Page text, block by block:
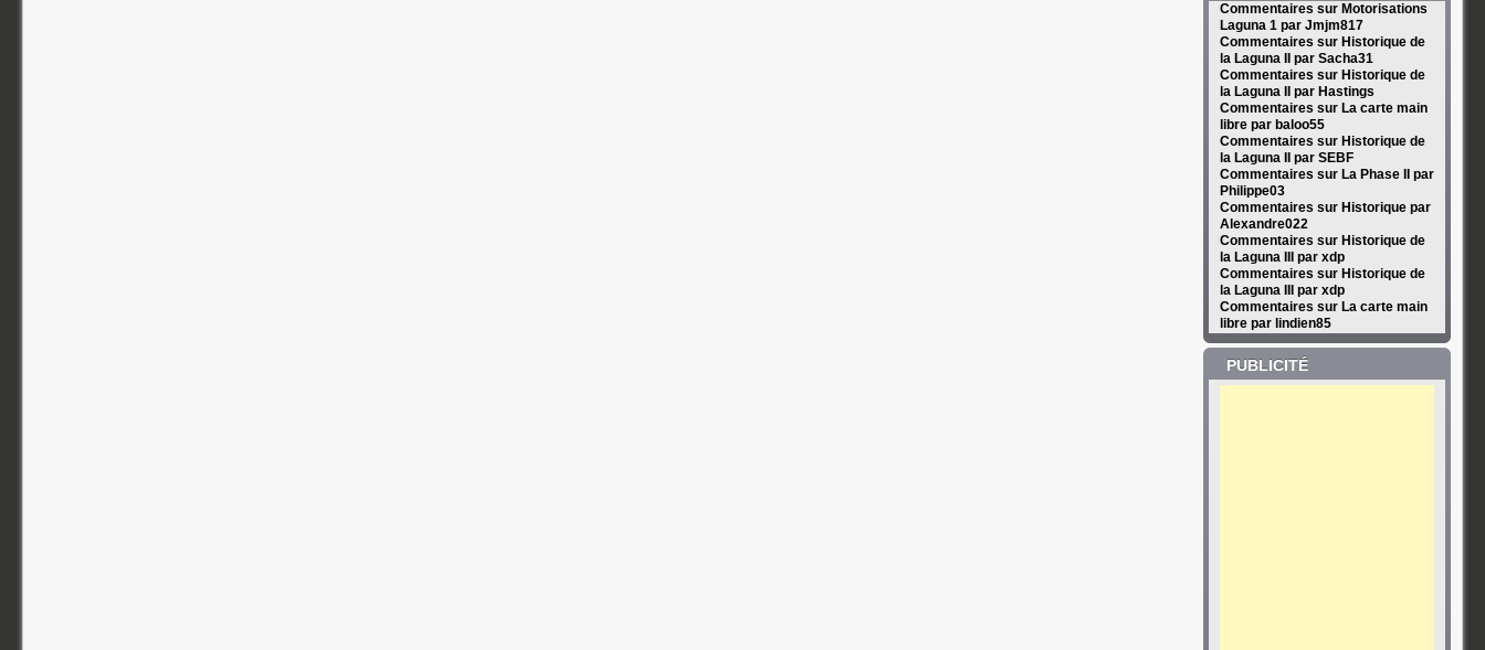
Commentaires sur Motorisations
Laguna 1 par Jmjm817
Commentaires sur Historique de
la Laguna II par Sacha31
Commentaires sur Historique de
la Laguna II par Hastings
Commentaires sur La carte main
libre par baloo55
Commentaires sur Historique de
la Laguna II par SEBF
Commentaires sur La Phase II par
Philippe03
Commentaires sur Historique par
Alexandre022
Commentaires sur Historique de
la Laguna III par xdp
Commentaires sur Historique de
la Laguna III par xdp
Commentaires sur La carte main
libre par lindien85
PUBLICITÉ